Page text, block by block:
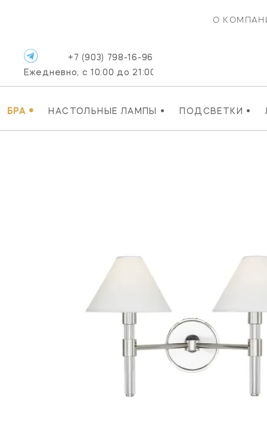
О
БРА • НАСТОЛЬНЫЕ ЛАМПЫ • ПОДСВЕТКИ •
+7 (903) 798-16-96
Ежедневно, с 10:00 до 21:00